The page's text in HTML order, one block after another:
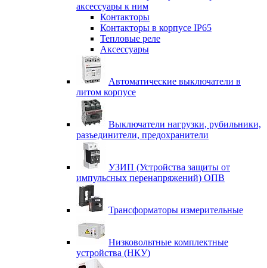
аксессуары к ним
Контакторы
Контакторы в корпусе IP65
Тепловые реле
Аксессуары
Автоматические выключатели в
литом корпусе
Выключатели нагрузки, рубильники,
разъединители, предохранители
УЗИП (Устройства защиты от
импульсных перенапряжений) ОПВ
Трансформаторы измерительные
Низковольтные комплектные
устройства (НКУ)